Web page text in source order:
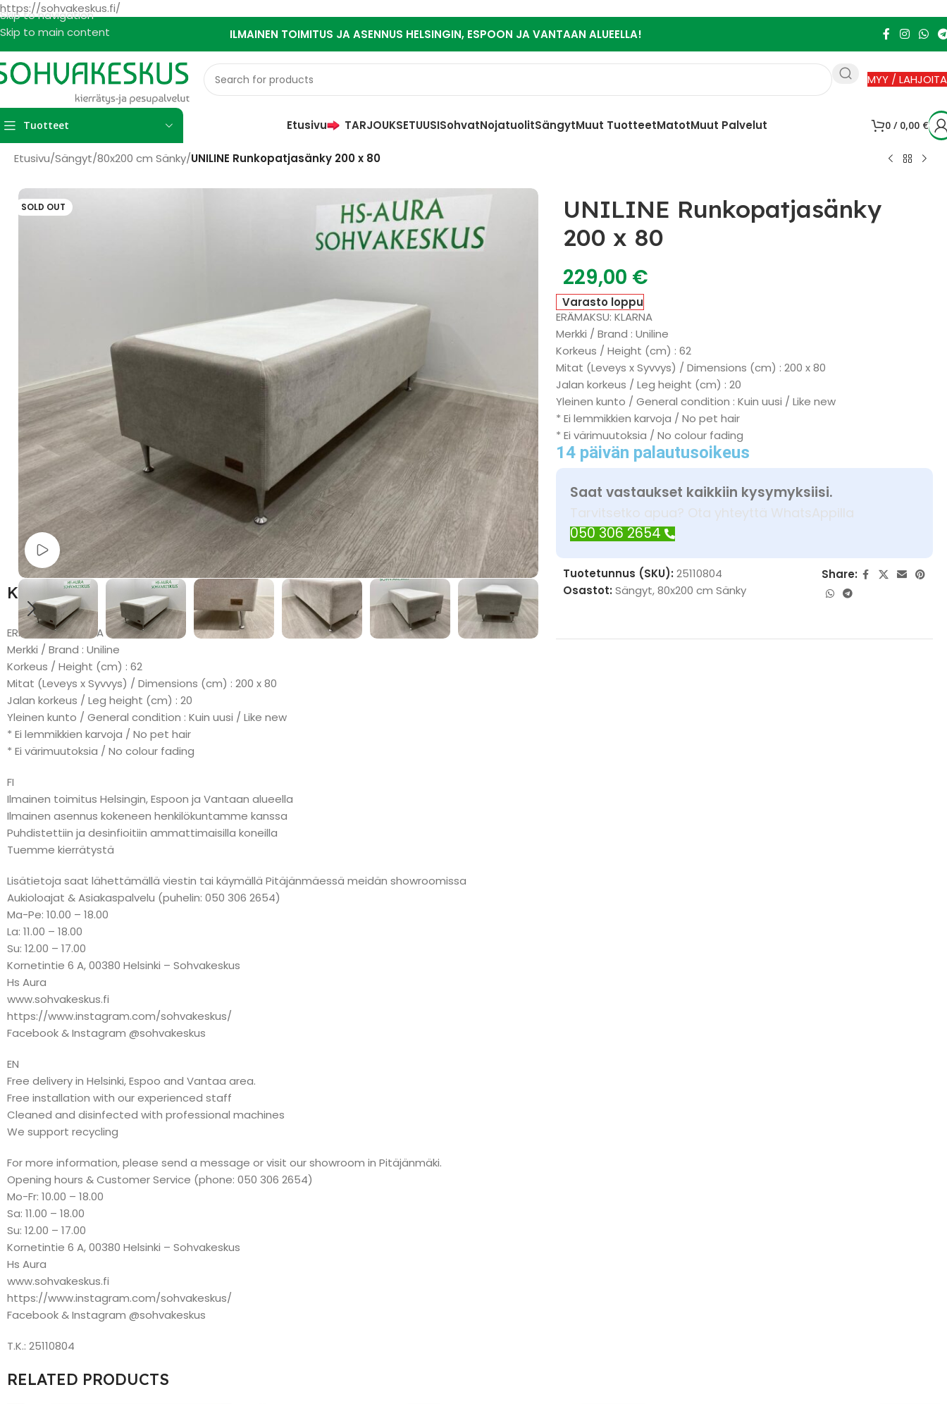
https://sohvakeskus.fi/
Skip to navigation
Skip to main content
ILMAINEN TOIMITUS JA ASENNUS HELSINGIN, ESPOON JA VANTAAN ALUEELLA!
MYY / LAHJOITA
Tuotteet Etusivu TARJOUKSETUUSISohvatNojatuolitSängytMuut TuotteetMatotMuut Palvelut 0 / 0,00 €
Etusivu/Sängyt/80x200 cm Sänky/UNILINE Runkopatjasänky 200 x 80
SOLD OUT
Watch video
UNILINE Runkopatjasänky
200 x 80
229,00 €
Varasto loppu
ERÄMAKSU: KLARNA
Merkki / Brand : Uniline
Korkeus / Height (cm) : 62
Mitat (Leveys x Syvvys) / Dimensions (cm) : 200 x 80
Jalan korkeus / Leg height (cm) : 20
Yleinen kunto / General condition : Kuin uusi / Like new
* Ei lemmikkien karvoja / No pet hair
* Ei värimuutoksia / No colour fading
14 päivän palautusoikeus
Saat vastaukset kaikkiin kysymyksiisi.
Tarvitsetko apua? Ota yhteyttä WhatsAppilla
050 306 2654
Tuotetunnus (SKU):25110804
Osastot: Sängyt,80x200 cm Sänky
Share:
Kuvaus
ERÄMAKSU: KLARNA
Merkki / Brand : Uniline
Korkeus / Height (cm) : 62
Mitat (Leveys x Syvvys) / Dimensions (cm) : 200 x 80
Jalan korkeus / Leg height (cm) : 20
Yleinen kunto / General condition : Kuin uusi / Like new
* Ei lemmikkien karvoja / No pet hair
* Ei värimuutoksia / No colour fading
FI
Ilmainen toimitus Helsingin, Espoon ja Vantaan alueella
Ilmainen asennus kokeneen henkilökuntamme kanssa
Puhdistettiin ja desinfioitiin ammattimaisilla koneilla
Tuemme kierrätystä
Lisätietoja saat lähettämällä viestin tai käymällä Pitäjänmäessä meidän showroomissa
Aukioloajat & Asiakaspalvelu (puhelin: 050 306 2654)
Ma-Pe: 10.00 – 18.00
La: 11.00 – 18.00
Su: 12.00 – 17.00
Kornetintie 6 A, 00380 Helsinki – Sohvakeskus
Hs Aura
www.sohvakeskus.fi
https://www.instagram.com/sohvakeskus/
Facebook & Instagram @sohvakeskus
EN
Free delivery in Helsinki, Espoo and Vantaa area.
Free installation with our experienced staff
Cleaned and disinfected with professional machines
We support recycling
For more information, please send a message or visit our showroom in Pitäjänmäki.
Opening hours & Customer Service (phone: 050 306 2654)
Mo-Fr: 10.00 – 18.00
Sa: 11.00 – 18.00
Su: 12.00 – 17.00
Kornetintie 6 A, 00380 Helsinki – Sohvakeskus
Hs Aura
www.sohvakeskus.fi
https://www.instagram.com/sohvakeskus/
Facebook & Instagram @sohvakeskus
T.K.: 25110804
RELATED PRODUCTS